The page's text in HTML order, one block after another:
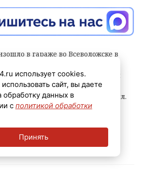
в гараже во Всеволожске в
2025 года, сообщили в пресс-
области. По версии
будучи пьяным, в пылу ссоры
знакомого и до смерти его избил.
на месте происшествия.
убийцу виновным в
его к восьми годам
использует cookies.
сайт, вы даете
обработку данных в
с политикой обработки
Принять